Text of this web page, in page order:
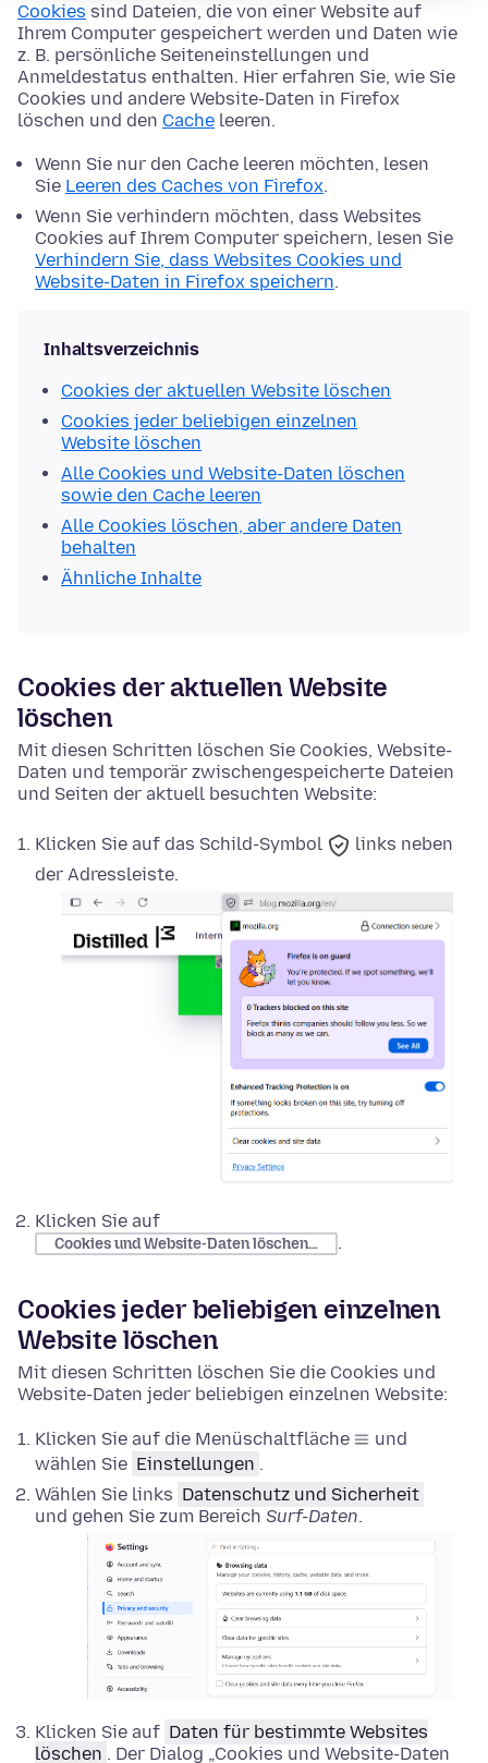
Cookies sind Dateien, die von einer Website auf
Ihrem Computer gespeichert werden und Daten wie
z. B. persönliche Seiteneinstellungen und
Anmeldestatus enthalten. Hier erfahren Sie, wie Sie
Cookies und andere Website-Daten in Firefox
löschen und den Cache leeren.
Wenn Sie nur den Cache leeren möchten, lesen
Sie Leeren des Caches von Firefox.
Wenn Sie verhindern möchten, dass Websites
Cookies auf Ihrem Computer speichern, lesen Sie
Verhindern Sie, dass Websites Cookies und
Website-Daten in Firefox speichern.
Inhaltsverzeichnis
Cookies der aktuellen Website löschen
Cookies jeder beliebigen einzelnen
Website löschen
Alle Cookies und Website-Daten löschen
sowie den Cache leeren
Alle Cookies löschen, aber andere Daten
behalten
Ähnliche Inhalte
Cookies der aktuellen Website
löschen
Mit diesen Schritten löschen Sie Cookies, Website-
Daten und temporär zwischengespeicherte Dateien
und Seiten der aktuell besuchten Website:
Klicken Sie auf das Schild-Symbol
links neben
der Adressleiste.
Klicken Sie auf
Cookies und Website-Daten löschen… .
Cookies jeder beliebigen einzelnen
Website löschen
Mit diesen Schritten löschen Sie die Cookies und
Website-Daten jeder beliebigen einzelnen Website:
Klicken Sie auf die Menüschaltfläche
und
wählen Sie Einstellungen .
Wählen Sie links Datenschutz und Sicherheit
und gehen Sie zum Bereich Surf-Daten.
Klicken Sie auf Daten für bestimmte Websites
löschen . Der Dialog „Cookies und Website-Daten